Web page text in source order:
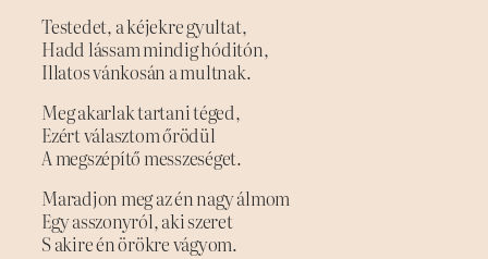
Testedet, a kéjekre gyultat,
Hadd lássam mindig hóditón,
Illatos vánkosán a multnak.
Meg akarlak tartani téged,
Ezért választom őrödül
A megszépítő messzeséget.
Maradjon meg az én nagy álmom
Egy asszonyról, aki szeret
S akire én örökre vágyom.